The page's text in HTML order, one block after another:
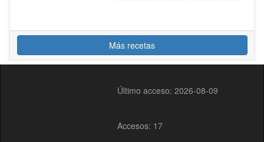
Más recetas
Último acceso: 2026-08-09
Accesos: 17